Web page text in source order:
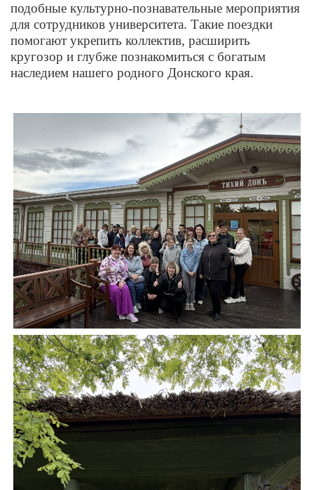
подобные культурно‑познавательные мероприятия
для сотрудников университета. Такие поездки
помогают укрепить коллектив, расширить
кругозор и глубже познакомиться с богатым
наследием нашего родного Донского края.